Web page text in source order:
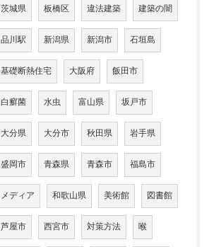
茨城県 板橋区 違法建築 建築の闇
品川駅 新潟県 新潟市 石垣島
基礎断熱住宅 大阪府 飯田市
白癬菌 水虫 富山県 坂戸市
大分県 大分市 秋田県 岩手県
盛岡市 青森県 青森市 福島市
メディア 和歌山県 美術館 図書館
芦屋市 西宮市 対策方法 喉